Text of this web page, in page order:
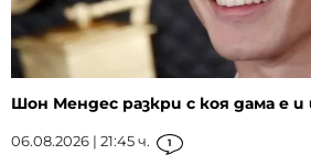
Шон Мендес разкри с коя дама е и
06.08.2026 | 21:45 ч. 1